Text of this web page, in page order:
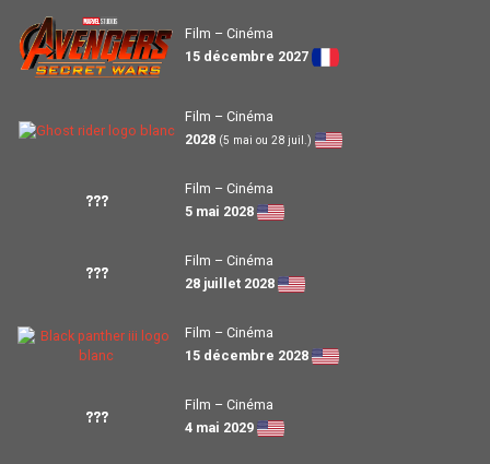
Film – Cinéma
15 décembre 2027
Film – Cinéma
2028 (5 mai ou 28 juil.)
???
Film – Cinéma
5 mai 2028
???
Film – Cinéma
28 juillet 2028
Film – Cinéma
15 décembre 2028
???
Film – Cinéma
4 mai 2029